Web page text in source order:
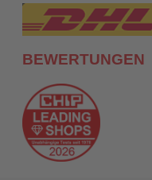
BEWERTUNGEN